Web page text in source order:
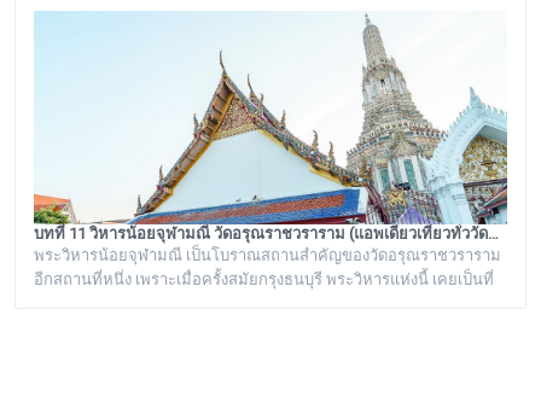
ลักษณะแบบเดียวกัน มีขนาดเท่ากันทั้งหมด คือเป็นพระเจดีย์ก่อด้วยอิฐ
ถือปูนย่อเหลี่ยมไม้ยี่สิบ ประดับด้วยกระเบื้องถ้วยและกระจกสีต่างๆ เป็น
ลวดลายดอกไม้และลายอื่นๆ มีความวิจิตรงดงามเป็นอย่างมาก
บทที่ 11 วิหารน้อยจุฬามณี วัดอรุณราชวราราม (แอพเดียวเที่ยวทั่ววัดอรุณ)
พระวิหารน้อยจุฬามณี เป็นโบราณสถานสำคัญของวัดอรุณราชวราราม
อีกสถานที่หนึ่ง เพราะเมื่อครั้งสมัยกรุงธนบุรี พระวิหารแห่งนี้ เคยเป็นที่